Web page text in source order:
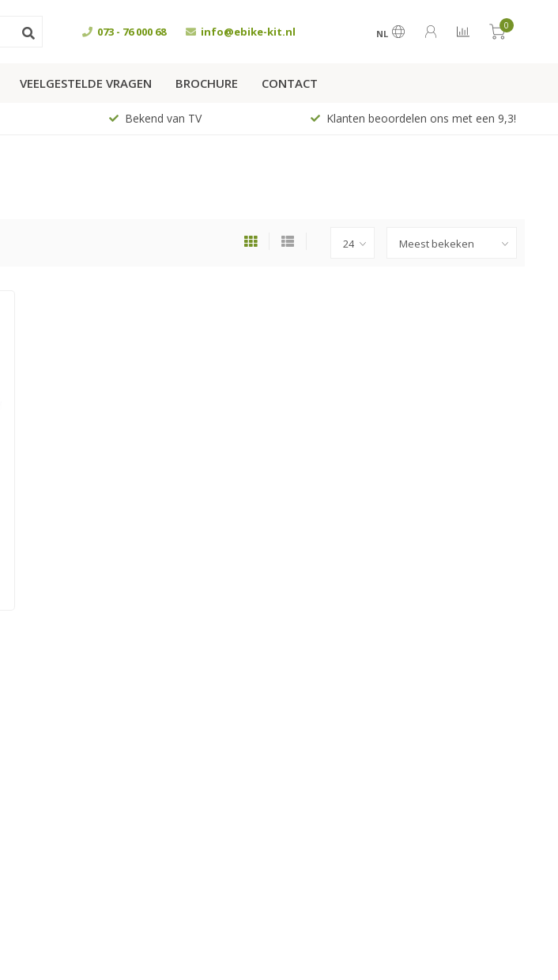
073 - 76 000 68 info@ebike-kit.nl NL
0
VEELGESTELDE VRAGEN BROCHURE CONTACT
Bekend van TV Klanten beoordelen ons met een 9,3!